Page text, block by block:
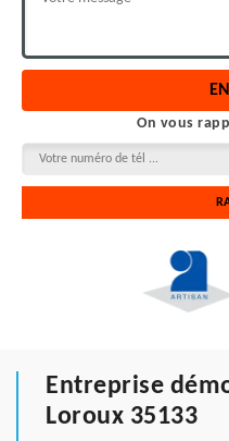
On vous
Entreprise
Loroux 35133